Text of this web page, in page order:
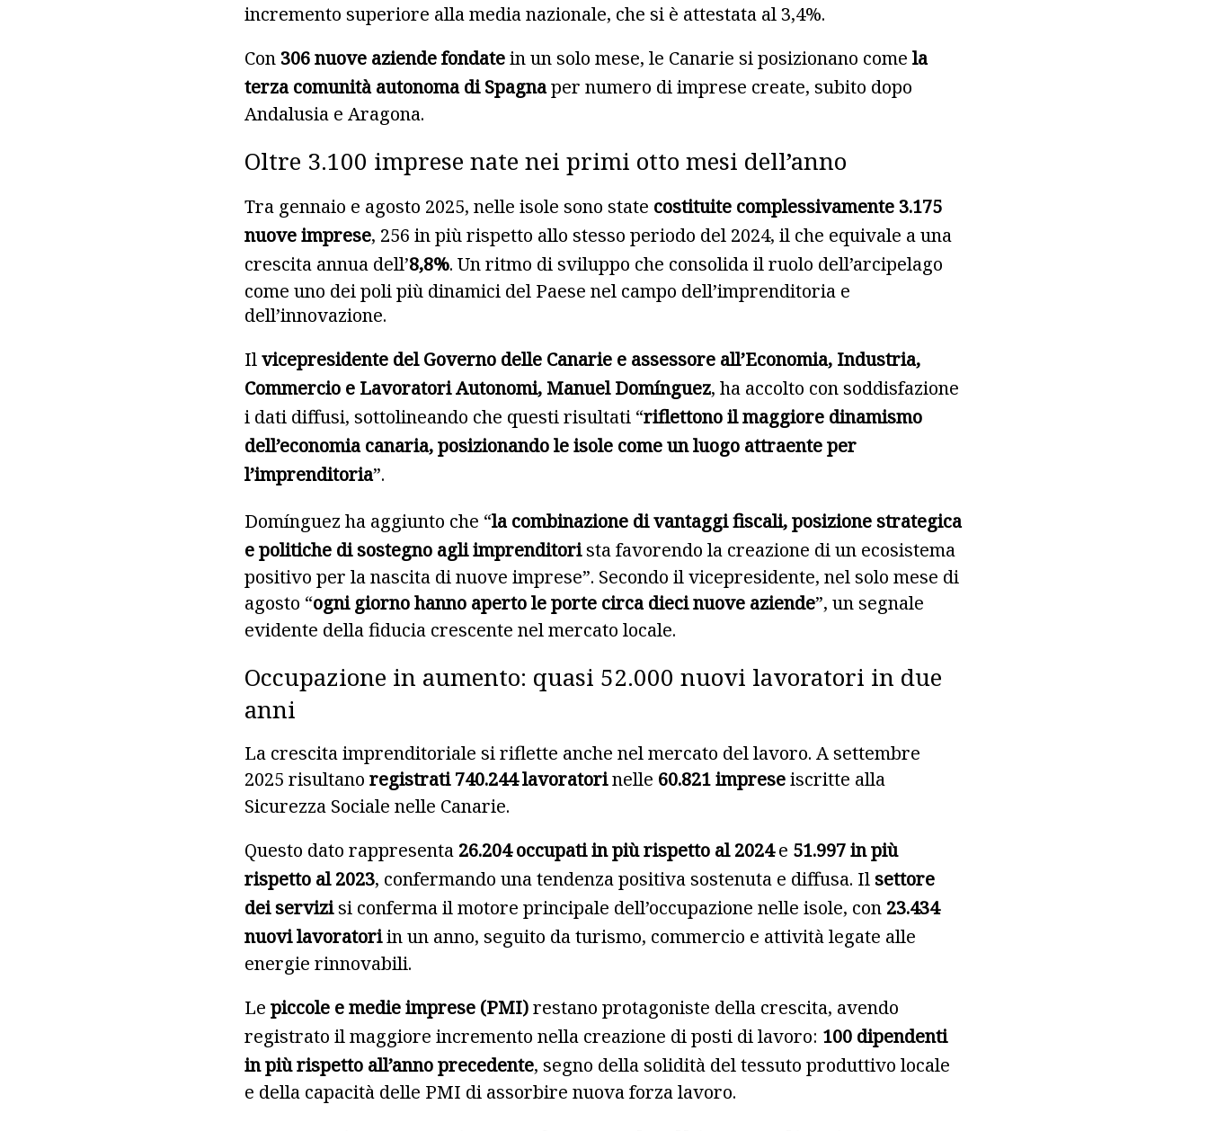
incremento superiore alla media nazionale, che si è attestata al 3,4%.
Con306 nuove aziende fondatein un solo mese, le Canarie si posizionano come la
terza comunità autonoma di Spagnaper numero di imprese create, subito dopo
Andalusia e Aragona.
Oltre 3.100 imprese nate nei primi otto mesi dell’anno
Tra gennaio e agosto 2025, nelle isole sono state costituite complessivamente 3.175
nuove imprese, 256 in più rispetto allo stesso periodo del 2024, il che equivale a una
crescita annua dell’8,8%. Un ritmo di sviluppo che consolida il ruolo dell’arcipelago
come uno dei poli più dinamici del Paese nel campo dell’imprenditoria e
dell’innovazione.
Ilvicepresidente del Governo delle Canarie e assessore all’Economia, Industria,
Commercio e Lavoratori Autonomi, Manuel Domínguez, ha accolto con soddisfazione
i dati diffusi, sottolineando che questi risultati “riflettono il maggiore dinamismo
dell’economia canaria, posizionando le isole come un luogo attraente per
l’imprenditoria”.
Domínguez ha aggiunto che “la combinazione di vantaggi fiscali, posizione strategica
e politiche di sostegno agli imprenditorista favorendo la creazione di un ecosistema
positivo per la nascita di nuove imprese”. Secondo il vicepresidente, nel solo mese di
agosto “ogni giorno hanno aperto le porte circa dieci nuove aziende”, un segnale
evidente della fiducia crescente nel mercato locale.
Occupazione in aumento: quasi 52.000 nuovi lavoratori in due
anni
La crescita imprenditoriale si riflette anche nel mercato del lavoro. A settembre
2025 risultano registrati 740.244 lavoratorinelle 60.821 impreseiscritte alla
Sicurezza Sociale nelle Canarie.
Questo dato rappresenta 26.204 occupati in più rispetto al 2024e 51.997 in più
rispetto al 2023, confermando una tendenza positiva sostenuta e diffusa. Ilsettore
dei servizisi conferma il motore principale dell’occupazione nelle isole, con 23.434
nuovi lavoratoriin un anno, seguito da turismo, commercio e attività legate alle
energie rinnovabili.
Le piccole e medie imprese (PMI)restano protagoniste della crescita, avendo
registrato il maggiore incremento nella creazione di posti di lavoro: 100 dipendenti
in più rispetto all’anno precedente, segno della solidità del tessuto produttivo locale
e della capacità delle PMI di assorbire nuova forza lavoro.